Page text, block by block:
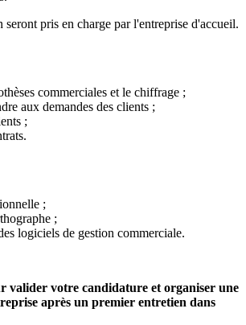
pris en charge par l'entreprise d'accueil.
commerciales et le chiffrage ;
aux demandes des clients ;
;
;
;
logiciels de gestion commerciale.
valider votre candidature et organiser une
après un premier entretien dans